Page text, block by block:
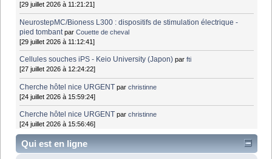
[29 juillet 2026 à 11:21:21]
NeurostepMC/Bioness L300 : dispositifs de stimulation électrique -
pied tombant parCouette de cheval
[29 juillet 2026 à 11:12:41]
Cellules souches iPS - Keio University (Japon) parfti
[27 juillet 2026 à 12:24:22]
Cherche hôtel nice URGENT parchristinne
[24 juillet 2026 à 15:59:24]
Cherche hôtel nice URGENT parchristinne
[24 juillet 2026 à 15:56:46]
Qui est en ligne